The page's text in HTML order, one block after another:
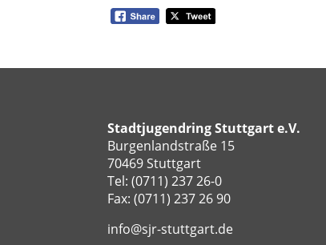
Stadtjugendring Stuttgart e.V.
Burgenlandstraße 15
70469 Stuttgart
Tel: (0711) 237 26-0
Fax: (0711) 237 26 90
info@sjr-stuttgart.de